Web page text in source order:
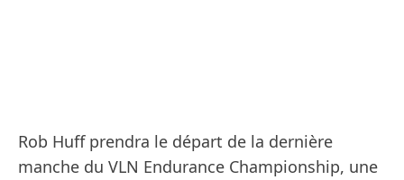
Rob Huff prendra le départ de la dernière
manche du VLN Endurance Championship, une